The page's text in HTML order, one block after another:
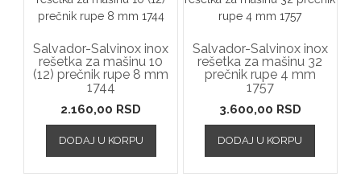
Salvador-Salvinox inox
rešetka za mašinu 10
(12) prečnik rupe 8 mm
1744
2.160,00 RSD
DODAJ U KORPU
Salvador-Salvinox inox
rešetka za mašinu 32
prečnik rupe 4 mm
1757
3.600,00 RSD
DODAJ U KORPU